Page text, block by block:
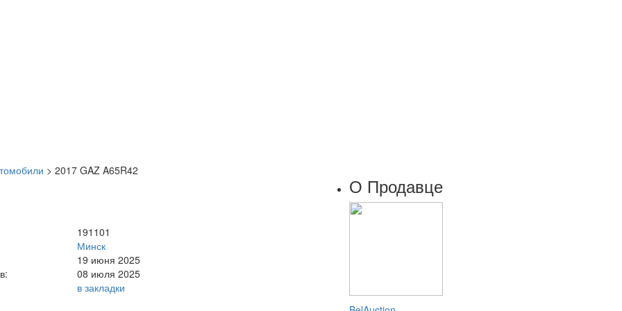
> 2017 GAZ A65R42
191101
Минск
19 июня 2025
08 июля 2025
в закладки
О Продавце